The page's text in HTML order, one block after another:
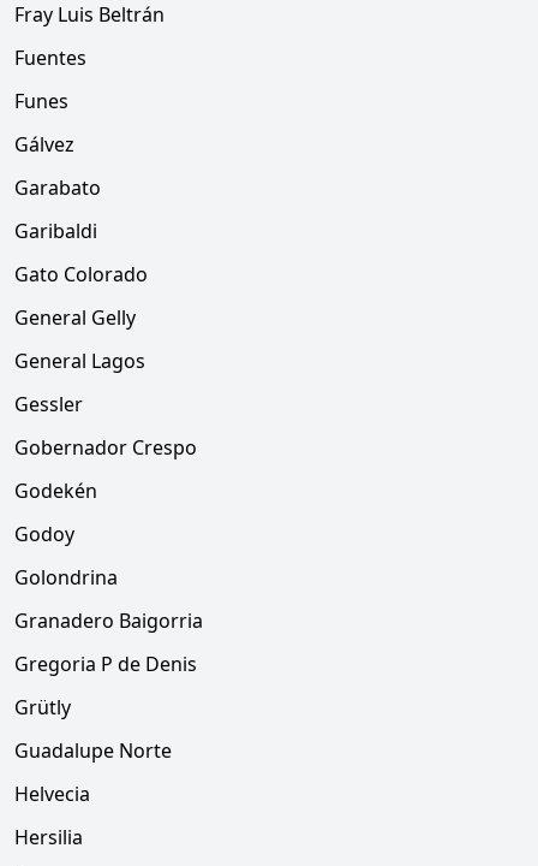
Fray Luis Beltrán
Fuentes
Funes
Gálvez
Garabato
Garibaldi
Gato Colorado
General Gelly
General Lagos
Gessler
Gobernador Crespo
Godekén
Godoy
Golondrina
Granadero Baigorria
Gregoria P de Denis
Grütly
Guadalupe Norte
Helvecia
Hersilia